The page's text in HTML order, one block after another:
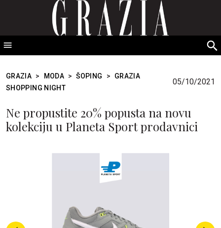
GRAZIA Srbija
GRAZIA > MODA > ŠOPING >
GRAZIA
SHOPPING NIGHT
05/10/2021
Ne propustite 20% popusta na novu
kolekciju u Planeta Sport prodavnici